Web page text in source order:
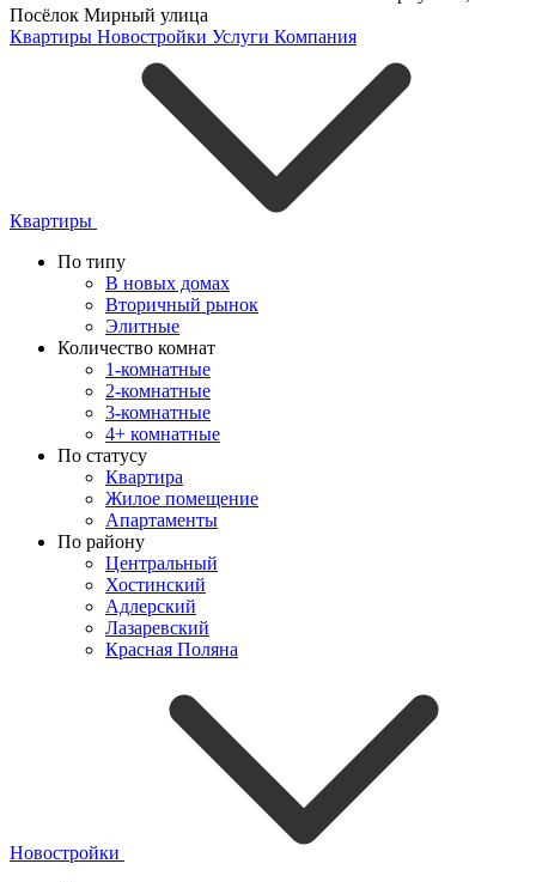
Посёлок Мирный улица
Квартиры Новостройки Услуги Компания
Квартиры
По типу
В новых домах
Вторичный рынок
Элитные
Количество комнат
1-комнатные
2-комнатные
3-комнатные
4+ комнатные
По статусу
Квартира
Жилое помещение
Апартаменты
По району
Центральный
Хостинский
Адлерский
Лазаревский
Красная Поляна
Новостройки